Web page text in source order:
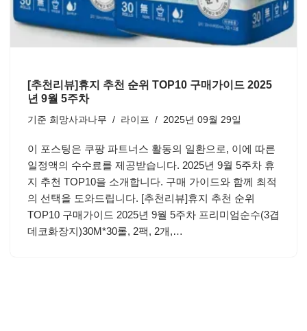
[추천리뷰]휴지 추천 순위 TOP10 구매가이드 2025
년 9월 5주차
기준 희망사과나무 라이프 2025년 09월 29일
이 포스팅은 쿠팡 파트너스 활동의 일환으로, 이에 따른
일정액의 수수료를 제공받습니다. 2025년 9월 5주차 휴
지 추천 TOP10을 소개합니다. 구매 가이드와 함께 최적
의 선택을 도와드립니다. [추천리뷰]휴지 추천 순위
TOP10 구매가이드 2025년 9월 5주차 프리미엄순수(3겹
데코화장지)30M*30롤, 2팩, 2개,…